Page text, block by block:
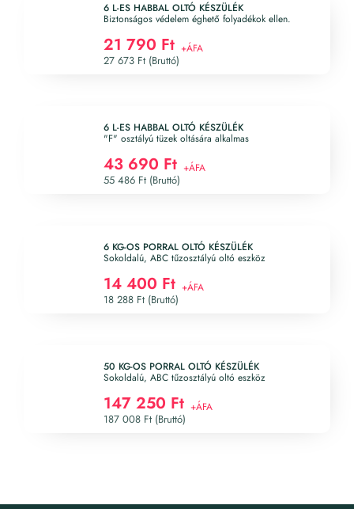
6 L-ES HABBAL OLTÓ KÉSZÜLÉK
Biztonságos védelem éghető folyadékok ellen.
21 790 Ft
27 673 Ft (Bruttó)
6 L-ES HABBAL OLTÓ KÉSZÜLÉK
"F" osztályú tüzek oltására alkalmas
43 690 Ft
55 486 Ft (Bruttó)
6 KG-OS PORRAL OLTÓ KÉSZÜLÉK
Sokoldalú, ABC tűzosztályú oltó eszköz
14 400 Ft
18 288 Ft (Bruttó)
50 KG-OS PORRAL OLTÓ KÉSZÜLÉK
Sokoldalú, ABC tűzosztályú oltó eszköz
147 250 Ft
187 008 Ft (Bruttó)